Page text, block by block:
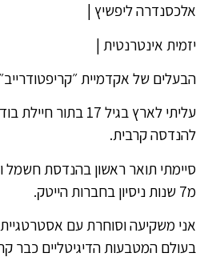
אלכסנדרה ליפשיץ |
יזמית אינטרנטית |
הבעלים של אקדמיית
עליתי לארץ בגיל 17
להנדסה קרבית.
סיימתי תואר ראשון בהנדסת חשמל
מ7 שנות ניסיון בחברות הייטק.
אני משקיעה וסוחרת עם
בעולם המטבעות הדיגיטליים כבר קרוב ל10